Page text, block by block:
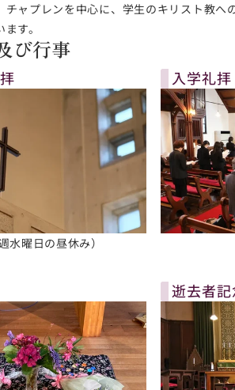
チャプレンを中心に、学生のキリスト教
す。
び行事
水曜日の昼休み）
入学礼拝
逝去者